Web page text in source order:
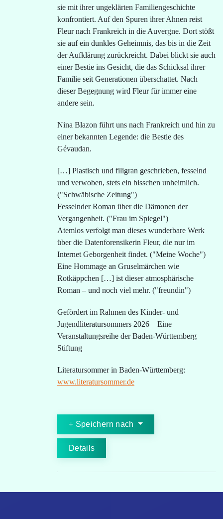
sie mit ihrer ungeklärten Familiengeschichte
konfrontiert. Auf den Spuren ihrer Ahnen reist
Fleur nach Frankreich in die Auvergne. Dort stößt
sie auf ein dunkles Geheimnis, das bis in die Zeit
der Aufklärung zurückreicht. Dabei blickt sie auch
einer Bestie ins Gesicht, die das Schicksal ihrer
Familie seit Generationen überschattet. Nach
dieser Begegnung wird Fleur für immer eine
andere sein.
Nina Blazon führt uns nach Frankreich und hin zu
einer bekannten Legende: die Bestie des
Gévaudan.
[…] Plastisch und filigran geschrieben, fesselnd
und verwoben, stets ein bisschen unheimlich.
("Schwäbische Zeitung")
Fesselnder Roman über die Dämonen der
Vergangenheit. ("Frau im Spiegel")
Atemlos verfolgt man dieses wunderbare Werk
über die Datenforensikerin Fleur, die nur im
Internet Geborgenheit findet. ("Meine Woche")
Eine Hommage an Gruselmärchen wie
Rotkäppchen […] ist dieser atmosphärische
Roman – und noch viel mehr. ("freundin")
Gefördert im Rahmen des Kinder- und
Jugendliteratursommers 2026 – Eine
Veranstaltungsreihe der Baden-Württemberg
Stiftung
Literatursommer in Baden-Württemberg:
www.literatursommer.de
Speichern nach
Details